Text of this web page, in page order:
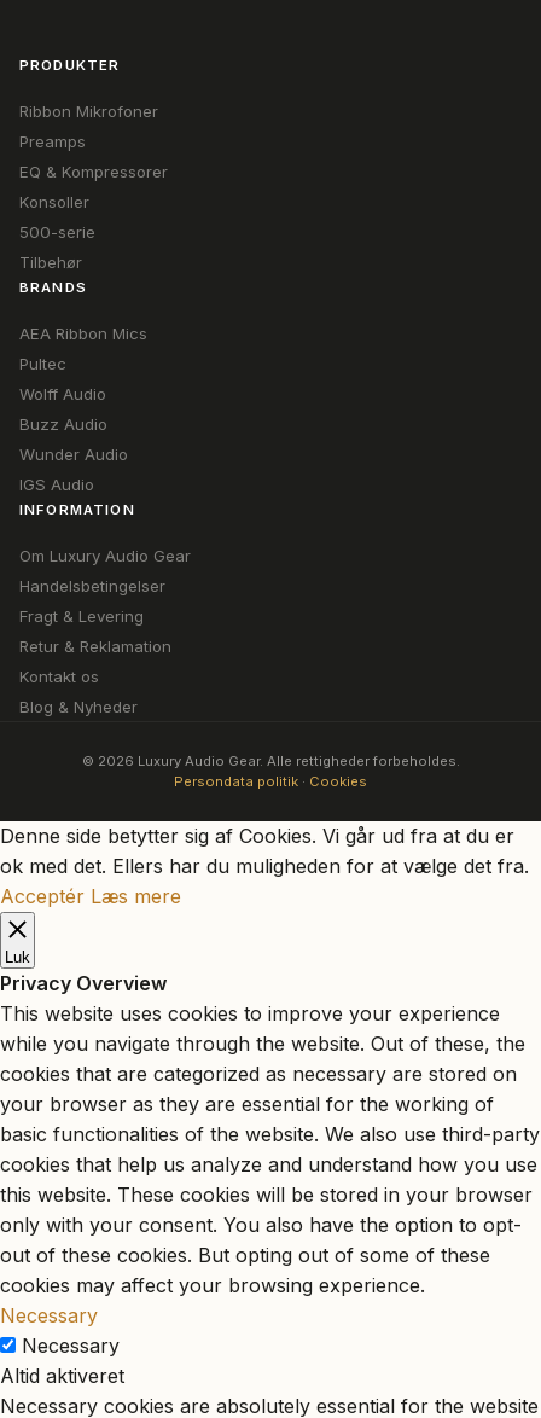
PRODUKTER
Ribbon Mikrofoner
Preamps
EQ & Kompressorer
Konsoller
500-serie
Tilbehør
BRANDS
AEA Ribbon Mics
Pultec
Wolff Audio
Buzz Audio
Wunder Audio
IGS Audio
INFORMATION
Om Luxury Audio Gear
Handelsbetingelser
Fragt & Levering
Retur & Reklamation
Kontakt os
Blog & Nyheder
© 2026 Luxury Audio Gear. Alle rettigheder forbeholdes.
Persondata politik · Cookies
Denne side betytter sig af Cookies. Vi går ud fra at du er
ok med det. Ellers har du muligheden for at vælge det fra.
Acceptér Læs mere
Luk
Privacy Overview
This website uses cookies to improve your experience
while you navigate through the website. Out of these, the
cookies that are categorized as necessary are stored on
your browser as they are essential for the working of
basic functionalities of the website. We also use third-party
cookies that help us analyze and understand how you use
this website. These cookies will be stored in your browser
only with your consent. You also have the option to opt-
out of these cookies. But opting out of some of these
cookies may affect your browsing experience.
Necessary
Necessary
Altid aktiveret
Necessary cookies are absolutely essential for the website